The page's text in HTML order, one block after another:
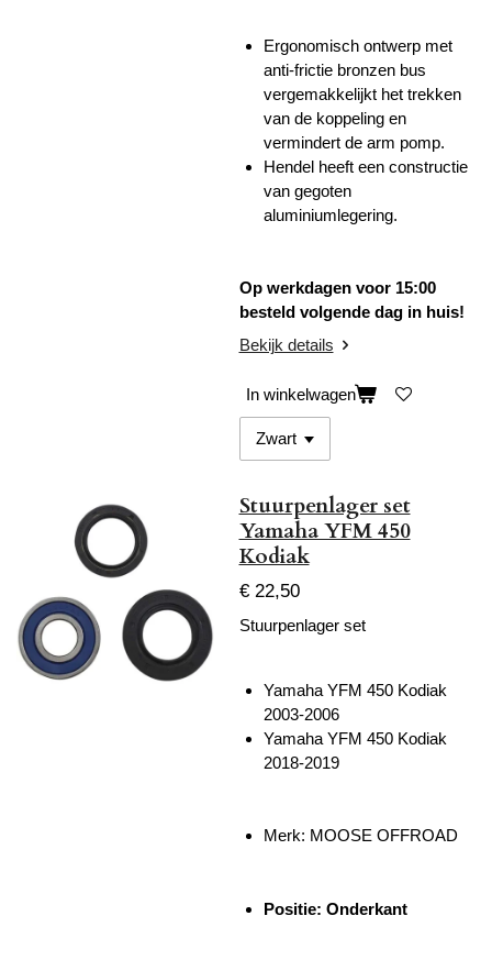
Ergonomisch ontwerp met
anti-frictie bronzen bus
vergemakkelijkt het trekken
van de koppeling en
vermindert de arm pomp.
Hendel heeft een constructie
van gegoten
aluminiumlegering.
Op werkdagen voor 15:00
besteld volgende dag in huis!
Bekijk details
In winkelwagen
Stuurpenlager set
Yamaha YFM 450
Kodiak
€ 22,50
Stuurpenlager set
Yamaha YFM 450 Kodiak
2003-2006
Yamaha YFM 450 Kodiak
2018-2019
Merk: MOOSE OFFROAD
Positie: Onderkant